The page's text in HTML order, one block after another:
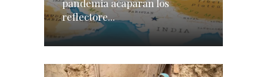
pandemia acaparan los
reflectore...